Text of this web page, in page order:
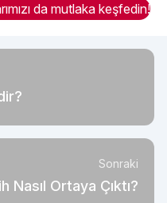
da mutlaka keşfedin!
Sonraki
Nasıl Ortaya Çıktı?